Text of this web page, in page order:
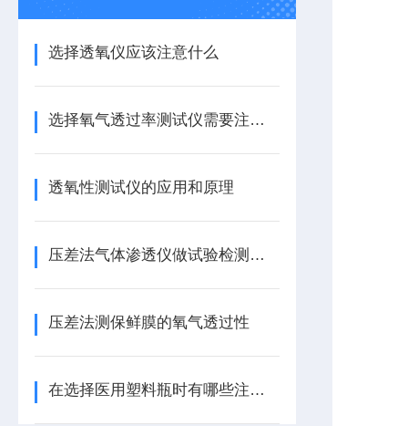
选择透氧仪应该注意什么
选择氧气透过率测试仪需要注意什么
透氧性测试仪的应用和原理
压差法气体渗透仪做试验检测应注意的事项
压差法测保鲜膜的氧气透过性
在选择医用塑料瓶时有哪些注意事项